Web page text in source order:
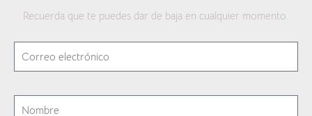
Recuerda que te puedes dar de baja en cualquier momento.